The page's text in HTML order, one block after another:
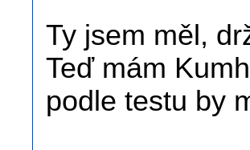
Ty jsem měl,
Teď mám
podle testu by